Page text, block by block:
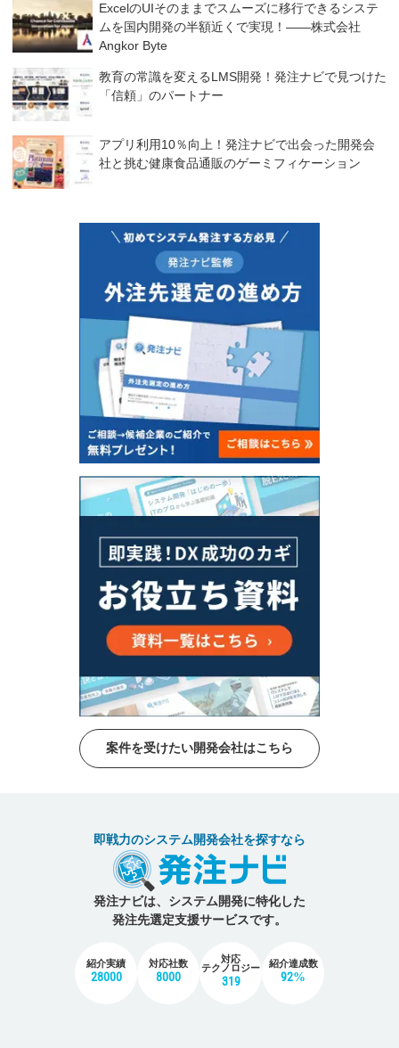
ExcelのUIそのままでスムーズに移行できるシステ
ムを国内開発の半額近くで実現！――株式会社
Angkor Byte
教育の常識を変えるLMS開発！発注ナビで見つけた
「信頼」のパートナー
アプリ利用10％向上！発注ナビで出会った開発会
社と挑む健康食品通販のゲーミフィケーション
案件を受けたい開発会社はこちら
即戦力のシステム開発会社を探すなら
発注ナビは、システム開発に特化した
発注先選定支援サービスです。
紹介実績
28000
対応社数
8000
対応
テクノロジー
319
紹介達成数
92%